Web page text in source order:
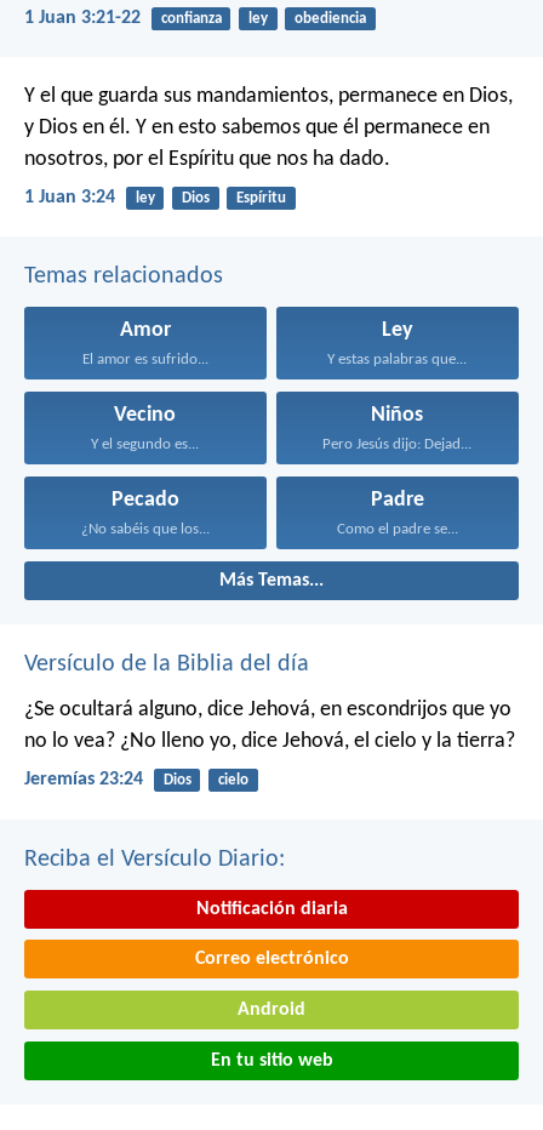
1 Juan 3:21-22 confianza ley obediencia
Y el que guarda sus mandamientos, permanece en Dios,
y Dios en él. Y en esto sabemos que él permanece en
nosotros, por el Espíritu que nos ha dado.
1 Juan 3:24 ley Dios Espíritu
Temas relacionados
Amor
El amor es sufrido...
Ley
Y estas palabras que...
Vecino
Y el segundo es...
Niños
Pero Jesús dijo: Dejad...
Pecado
¿No sabéis que los...
Padre
Como el padre se...
Más Temas...
Versículo de la Biblia del día
¿Se ocultará alguno, dice Jehová, en escondrijos que yo
no lo vea? ¿No lleno yo, dice Jehová, el cielo y la tierra?
Jeremías 23:24 Dios cielo
Reciba el Versículo Diario:
Notificación diaria
Correo electrónico
Android
En tu sitio web